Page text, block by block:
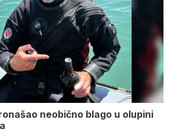
neobično blago u olupini